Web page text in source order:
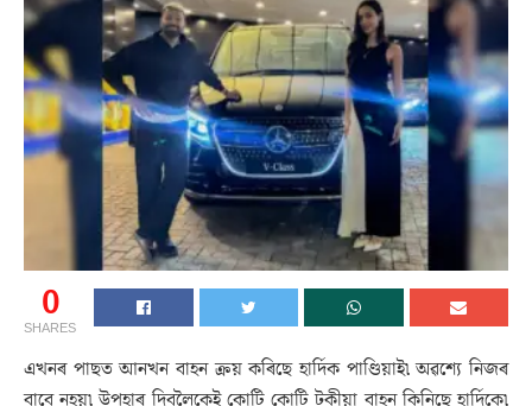
0
SHARES
এখনৰ পাছত আনখন বাহন ক্ৰয় কৰিছে হাৰ্দিক পাণ্ডিয়াই৷ অৱশ্যে নিজৰ
বাবে নহয়৷ উপহাৰ দিবলৈকেই কোটি কোটি টকীয়া বাহন কিনিছে হাৰ্দিকে৷